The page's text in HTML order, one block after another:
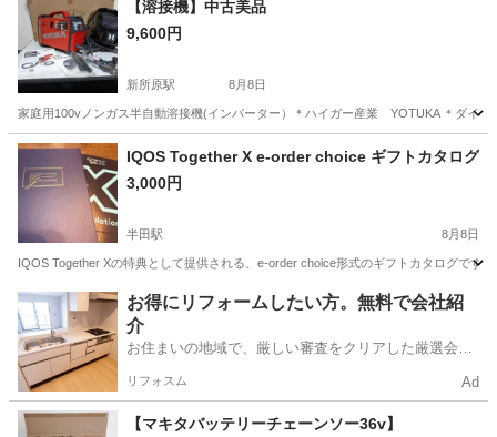
【溶接機】中古美品
9,600円
新所原駅 8月8日
家庭用100vノンガス半自動溶接機(インバーター）＊ハイガー産業 YOTUKA ＊ダイ
愛知 豊橋市
IQOS Together X e-order choice ギフトカタログ
3,000円
半田駅 8月8日
IQOS Together Xの特典として提供される、e-order choice形式のギフトカタログです
愛知 半田市 半田駅 その他
お得にリフォームしたい方。無料で会社紹
介
お住まいの地域で、厳しい審査をクリアした厳選会社
リフォスム Ad
【マキタバッテリーチェーンソー36v】